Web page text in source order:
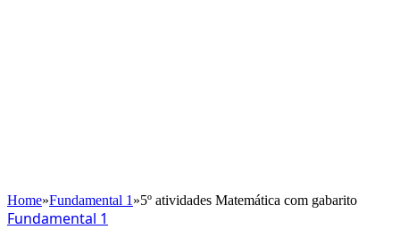
Home»Fundamental 1 »5º atividades Matemática com gabarito
Fundamental 1